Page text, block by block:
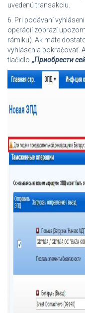
uvedenú transakciu.
6. Pri podávaní
operácií zobrazí
rámiku). Ak máte
vyhlásenia pokračovať.
tlačidlo „Приобрести